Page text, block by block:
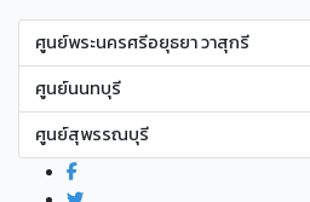
ศูนย์พระนครศรีอยุธยา วาสุกรี
ศูนย์นนทบุรี
ศูนย์สุพรรณบุรี